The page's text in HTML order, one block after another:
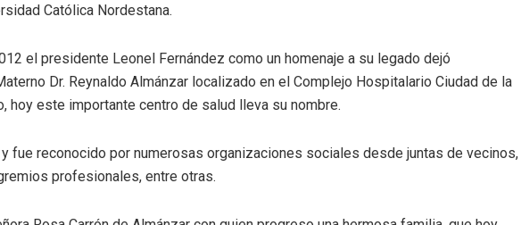
Católica Nordestana.
el presidente Leonel Fernández como un homenaje a su legado dejó
Dr. Reynaldo Almánzar localizado en el Complejo Hospitalario Ciudad de la
hoy este importante centro de salud lleva su nombre.
fue reconocido por numerosas organizaciones sociales desde juntas de vecinos,
profesionales, entre otras.